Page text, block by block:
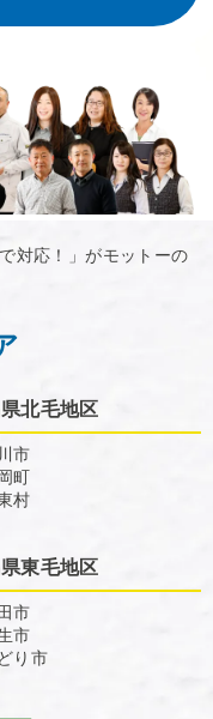
対応！」がモットーの
北毛地区
市
町
村
東毛地区
市
市
り市